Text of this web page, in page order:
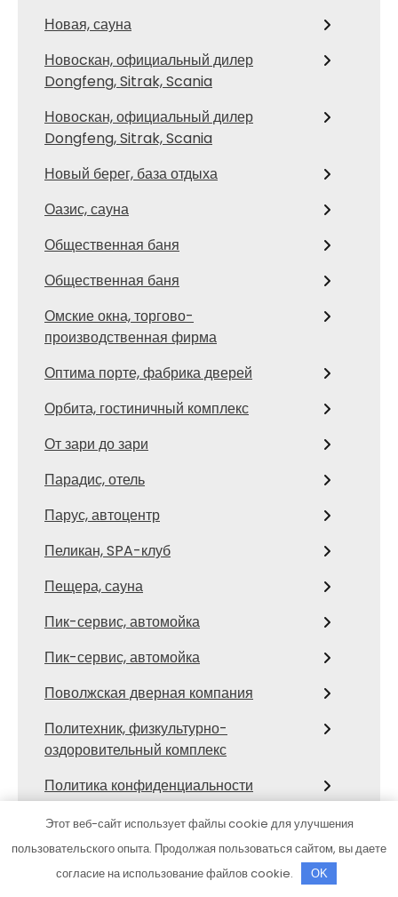
Новая, сауна
Новоcкан, официальный дилер
Dongfeng, Sitrak, Scania
Новоcкан, официальный дилер
Dongfeng, Sitrak, Scania
Новый берег, база отдыха
Оазис, сауна
Общественная баня
Общественная баня
Омские окна, торгово-
производственная фирма
Оптима порте, фабрика дверей
Орбита, гостиничный комплекс
От зари до зари
Парадис, отель
Парус, автоцентр
Пеликан, SPA-клуб
Пещера, сауна
Пик-сервис, автомойка
Пик-сервис, автомойка
Поволжская дверная компания
Политехник, физкультурно-
оздоровительный комплекс
Политика конфиденциальности
Полушкино, оздоровительный комплекс
Помощь на дороге, эвакуация
автомобилей
Этот веб-сайт использует файлы cookie для улучшения
пользовательского опыта. Продолжая пользоваться сайтом, вы даете
согласие на использование файлов cookie.
OK